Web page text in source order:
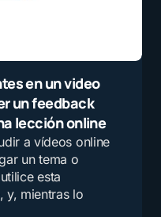
en un video
un feedback
lección online
a vídeos online
un tema o
esta
y, mientras lo